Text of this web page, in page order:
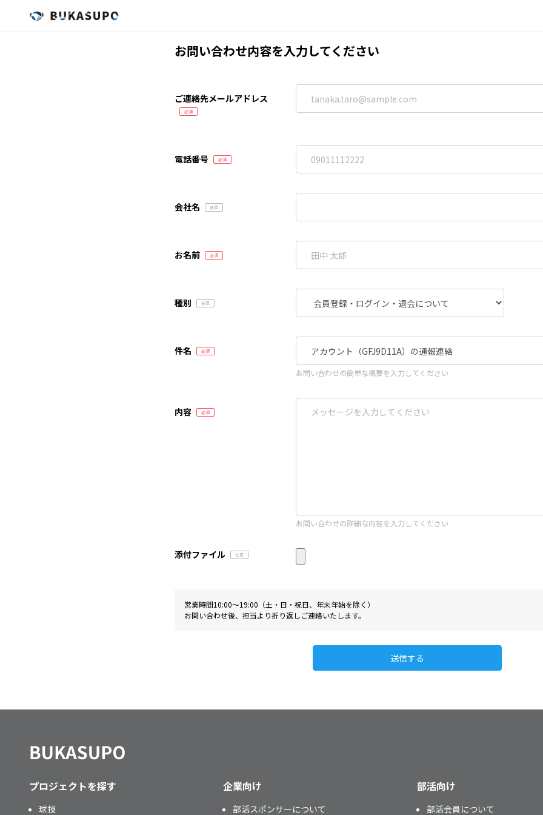
お問い合わせ内容を入力してください
ご連絡先メールアドレス
電話番号
会社名
お名前
種別
件名
お問い合わせの簡単な概要を入力してください
内容
お問い合わせの詳細な内容を入力してください
添付ファイル
営業時間10:00〜19:00（土・日・祝日、年末年始を除く）
お問い合わせ後、担当より折り返しご連絡いたします。
送信する
プロジェクトを探す
球技
企業向け
部活スポンサーについて
部活向け
部活会員について